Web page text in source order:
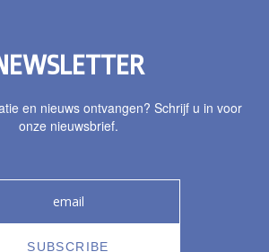
en nieuws ontvangen? Schrijf u in voor
onze nieuwsbrief.